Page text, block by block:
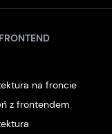
na froncie
z frontendem